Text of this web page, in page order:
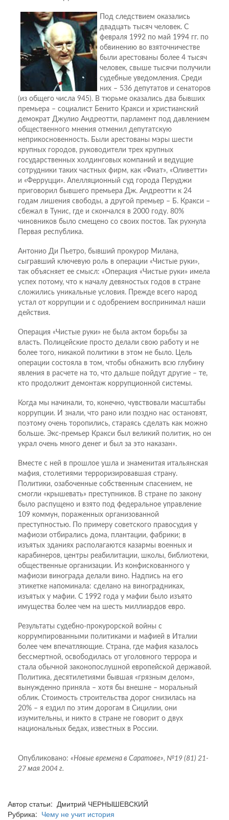
Под следствием оказались
двадцать тысяч человек. С
февраля 1992 по май 1994 гг. по
обвинению во взяточничестве
были арестованы более 4 тысяч
человек, свыше тысячи получили
судебные уведомления. Среди
них – 536 депутатов и сенаторов
(из общего числа 945). В тюрьме оказались два бывших
премьера – социалист Бенито Кракси и христианский
демократ Джулио Андреотти, парламент под давлением
общественного мнения отменил депутатскую
неприкосновенность. Были арестованы мэры шести
крупных городов, руководители трех крупных
государственных холдинговых компаний и ведущие
сотрудники таких частных фирм, как «Фиат», «Оливетти»
и «Ферруцци». Апелляционный суд города Перуджи
приговорил бывшего премьера Дж. Андреотти к 24
годам лишения свободы, а другой премьер – Б. Кракси –
сбежал в Тунис, где и скончался в 2000 году. 80%
чиновников было смещено со своих постов. Так рухнула
Первая республика.
Антонио Ди Пьетро, бывший прокурор Милана,
сыгравший ключевую роль в операции «Чистые руки»,
так объясняет ее смысл: «Операция «Чистые руки» имела
успех потому, что к началу девяностых годов в стране
сложились уникальные условия. Прежде всего народ
устал от коррупции и с одобрением воспринимал наши
действия.
Операция «Чистые руки» не была актом борьбы за
власть. Полицейские просто делали свою работу и не
более того, никакой политики в этом не было. Цель
операции состояла в том, чтобы обнажить всю глубину
явления в расчете на то, что дальше пойдут другие – те,
кто продолжит демонтаж коррупционной системы.
Когда мы начинали, то, конечно, чувствовали масштабы
коррупции. И знали, что рано или поздно нас остановят,
поэтому очень торопились, стараясь сделать как можно
больше. Экс-премьер Кракси был великий политик, но он
украл очень много денег и был за это наказан».
Вместе с ней в прошлое ушла и знаменитая итальянская
мафия, столетиями терроризировавшая страну.
Политики, озабоченные собственным спасением, не
смогли «крышевать» преступников. В стране по закону
было распущено и взято под федеральное управление
109 коммун, пораженных организованной
преступностью. По примеру советского правосудия у
мафиози отбирались дома, плантации, фабрики; в
изъятых зданиях располагаются казармы военных и
карабинеров, центры реабилитации, школы, библиотеки,
общественные организации. Из конфискованного у
мафиози винограда делали вино. Надпись на его
этикетке напоминала: сделано на виноградниках,
изъятых у мафии. С 1992 года у мафии было изъято
имущества более чем на шесть миллиардов евро.
Результаты судебно-прокурорской войны с
коррумпированными политиками и мафией в Италии
более чем впечатляющие. Страна, где мафия казалось
бессмертной, освободилась от уголовного террора и
стала обычной законопослушной европейской державой.
Политика, десятилетиями бывшая «грязным делом»,
вынужденно приняла – хотя бы внешне – моральный
облик. Стоимость строительства дорог снизилась на
20% – я ездил по этим дорогам в Сицилии, они
изумительны, и никто в стране не говорит о двух
национальных бедах, известных в России.
Опубликовано: «Новые времена в Саратове», №19 (81) 21-
27 мая 2004 г.
Автор статьи: Дмитрий ЧЕРНЫШЕВСКИЙ
Рубрика: Чему не учит история